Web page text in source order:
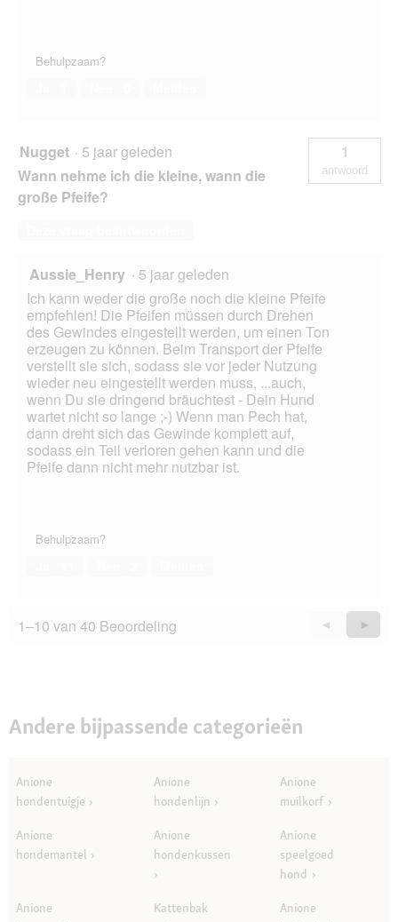
Behulpzaam?
Nugget · 5 jaar geleden
Wann nehme ich die kleine, wann die
große Pfeife?
1
antwoord
Aussie_Henry · 5 jaar geleden
Ich kann weder die große noch die kleine Pfeife
empfehlen! Die Pfeifen müssen durch Drehen
des Gewindes eingestellt werden, um einen Ton
erzeugen zu können. Beim Transport der Pfeife
verstellt sie sich, sodass sie vor jeder Nutzung
wieder neu eingestellt werden muss, ...auch,
wenn Du sie dringend bräuchtest - Dein Hund
wartet nicht so lange ;-) Wenn man Pech hat,
dann dreht sich das Gewinde komplett auf,
sodass ein Teil verloren gehen kann und die
Pfeife dann nicht mehr nutzbar ist.
Behulpzaam?
1–10 van 40 Beoordeling
Vorige
Questions
◄ ►
Andere bijpassende categorieën
Anione
hondentuigje
Anione
hondenlijn
Anione
muilkorf
Anione
hondemantel
Anione
hondenkussen
Anione
speelgoed
hond
Anione
Kattenbak
Anione